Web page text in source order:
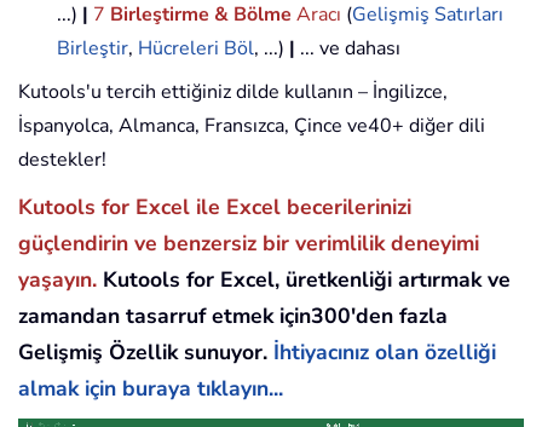
...) | 7 Birleştirme & Bölme Aracı (Gelişmiş Satırları
Birleştir, Hücreleri Böl, ...) | ... ve dahası
Kutools'u tercih ettiğiniz dilde kullanın – İngilizce,
İspanyolca, Almanca, Fransızca, Çince ve40+ diğer dili
destekler!
Kutools for Excel ile Excel becerilerinizi
güçlendirin ve benzersiz bir verimlilik deneyimi
yaşayın. Kutools for Excel, üretkenliği artırmak ve
zamandan tasarruf etmek için300'den fazla
Gelişmiş Özellik sunuyor. İhtiyacınız olan özelliği
almak için buraya tıklayın...